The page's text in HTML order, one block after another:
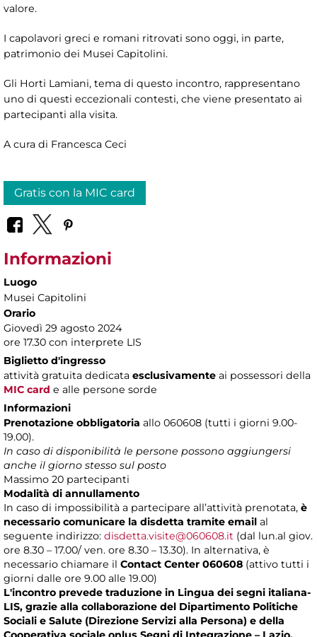
valore.
I capolavori greci e romani ritrovati sono oggi, in parte,
patrimonio dei Musei Capitolini.
Gli Horti Lamiani, tema di questo incontro, rappresentano
uno di questi eccezionali contesti, che viene presentato ai
partecipanti alla visita.
A cura di Francesca Ceci
Gratis con la MIC card
Informazioni
Luogo
Musei Capitolini
Orario
Giovedì 29 agosto 2024
ore 17.30 con interprete LIS
Biglietto d'ingresso
attività gratuita dedicata esclusivamente ai possessori della
MIC card e alle persone sorde
Informazioni
Prenotazione obbligatoria allo 060608 (tutti i giorni 9.00-
19.00).
In caso di disponibilità le persone possono aggiungersi
anche il giorno stesso sul posto
Massimo 20 partecipanti
Modalità di annullamento
In caso di impossibilità a partecipare all’attività prenotata, è
necessario comunicare la disdetta tramite email al
seguente indirizzo: disdetta.visite@060608.it (dal lun.al giov.
ore 8.30 – 17.00/ ven. ore 8.30 – 13.30). In alternativa, è
necessario chiamare il Contact Center 060608 (attivo tutti i
giorni dalle ore 9.00 alle 19.00)
L'incontro prevede traduzione in Lingua dei segni italiana-
LIS, grazie alla collaborazione del Dipartimento Politiche
Sociali e Salute (Direzione Servizi alla Persona) e della